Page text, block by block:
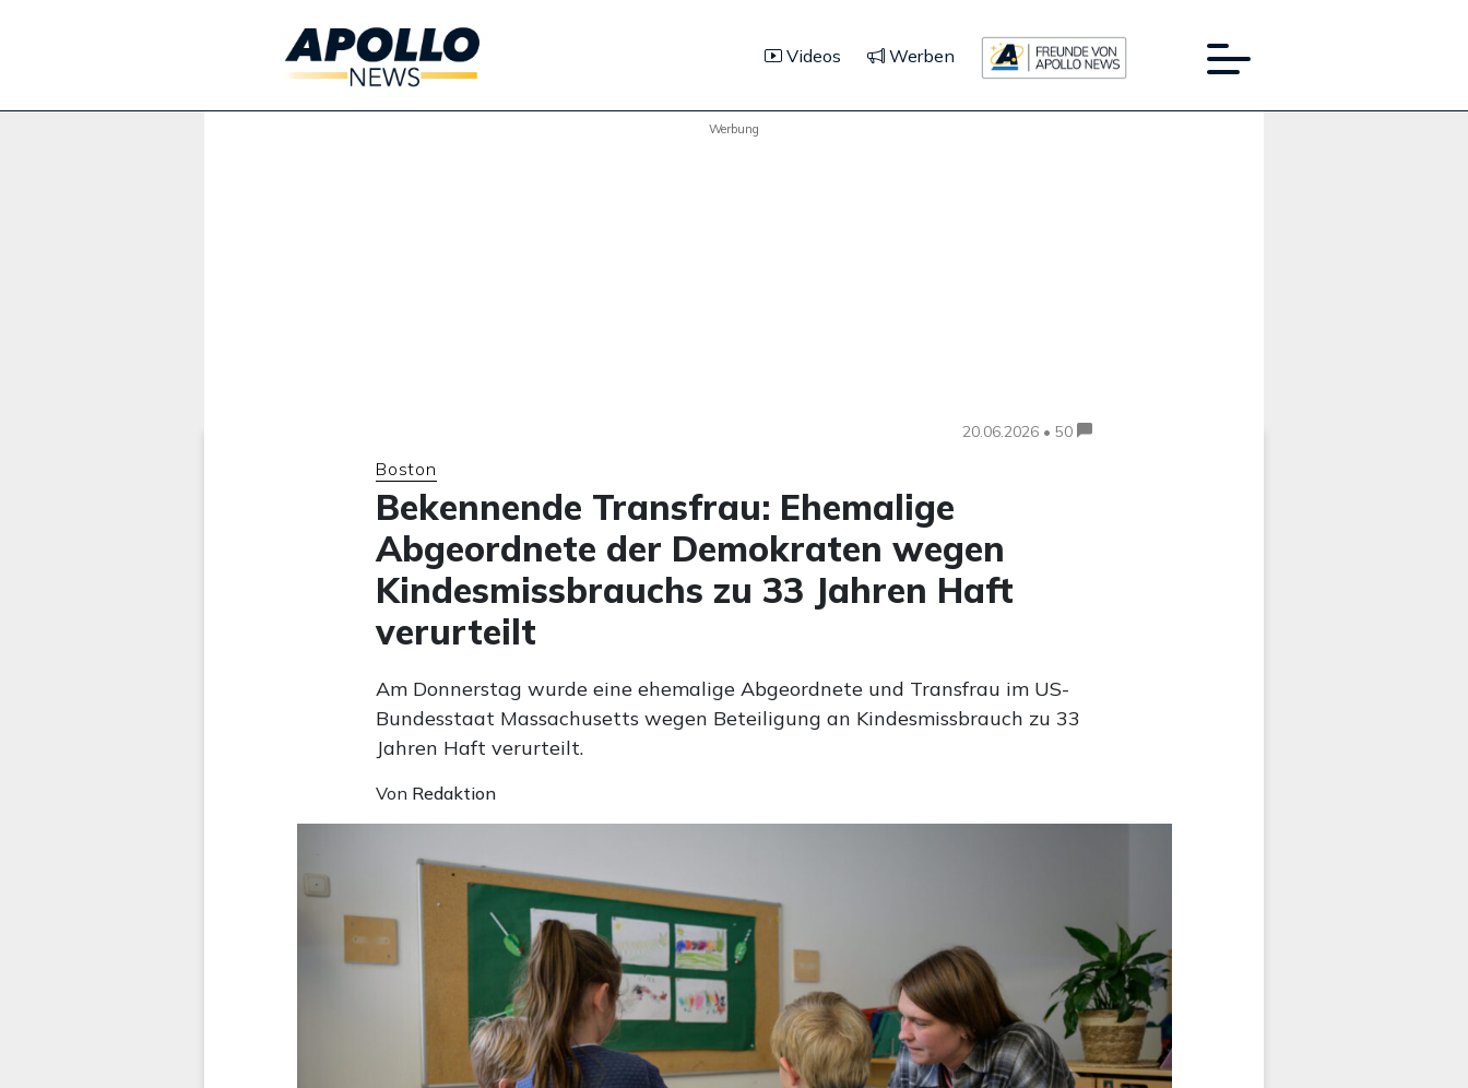
Videos Werben
Werbung
20.06.2026 • 50
Boston
Bekennende Transfrau: Ehemalige
Abgeordnete der Demokraten wegen
Kindesmissbrauchs zu 33 Jahren Haft
verurteilt
Am Donnerstag wurde eine ehemalige Abgeordnete und Transfrau im US-
Bundesstaat Massachusetts wegen Beteiligung an Kindesmissbrauch zu 33
Jahren Haft verurteilt.
Von Redaktion